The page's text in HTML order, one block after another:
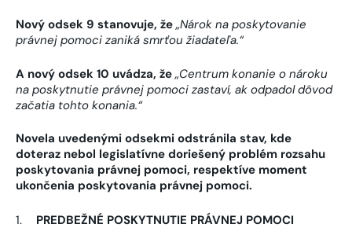
Nový odsek 9 stanovuje, že „Nárok na poskytovanie
právnej pomoci zaniká smrťou žiadateľa.“
A nový odsek 10 uvádza, že „Centrum konanie o nároku
na poskytnutie právnej pomoci zastaví, ak odpadol dôvod
začatia tohto konania.“
Novela uvedenými odsekmi odstránila stav, kde
doteraz nebol legislatívne doriešený problém rozsahu
poskytovania právnej pomoci, respektíve moment
ukončenia poskytovania právnej pomoci.
PREDBEŽNÉ POSKYTNUTIE PRÁVNEJ POMOCI